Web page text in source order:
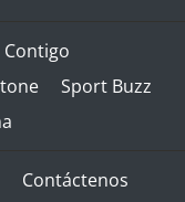
Contigo
Sport Buzz
Contáctenos